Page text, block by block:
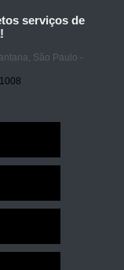
serviços de
São Paulo -